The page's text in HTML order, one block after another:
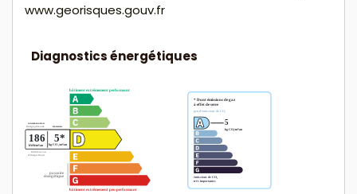
www.georisques.gouv.fr
Diagnostics énergétiques